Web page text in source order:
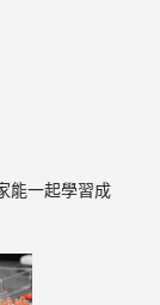
能一起學習成